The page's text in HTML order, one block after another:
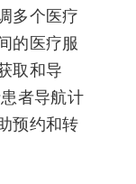
多个医疗
的医疗服
取和导
者导航计
预约和转